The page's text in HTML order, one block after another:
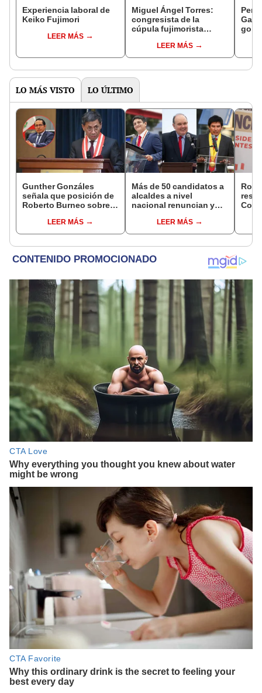
Experiencia laboral de
Keiko Fujimori
LEER MÁS
Miguel Ángel Torres:
congresista de la
cúpula fujimorista
del SenadoLEER MÁS
LO MÁS VISTO LO ÚLTIMO
Gunther Gonzáles
señala que posición de
Roberto Burneo sobre
Aliaga no representan al
JNE
LEER MÁS
Más de 50 candidatos a
alcaldes a nivel
nacional renuncian y
encubiertaLEER MÁS